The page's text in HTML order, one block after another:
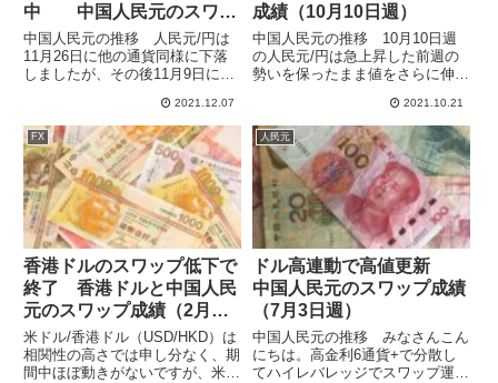
中 中国人民元のスワッ
プ成績（11月28日週）
中国人民元の推移 人民元/円は
11月26日に他の通貨同様に下落
しましたが、その後11月9日につ
となく、底堅く推移しています。
11月28日週は17.78ではじまり、
何度か17.66まで下げましたが、
12月5日...
2021.12.07
成績（10月10日週）
中国人民元の推移 10月10日週
の人民元/円は急上昇した前週の
勢いを保ったまま値をさらに伸ば
17.79をつけています。17日週に
入ってさら上昇して18.0も目前の
17.98まで上昇しています。かな
り上げたので少...
2021.10.21
FX
香港ドルのスワップ低下で
終了 香港ドルと中国人民
元のスワップ成績（2月
21・28日週）
米ドル/香港ドル（USD/HKD）は
相関性の高さでは申し分なく、期
間中ほぼ動きがないですが、米ド
人民元
ドル高連動で高値更新
中国人民元のスワップ成績
（7月3日週）
中国人民元の推移 みなさんこん
にちは。高金利6通貨+で分散し
てハイレバレッジでスワップ運用